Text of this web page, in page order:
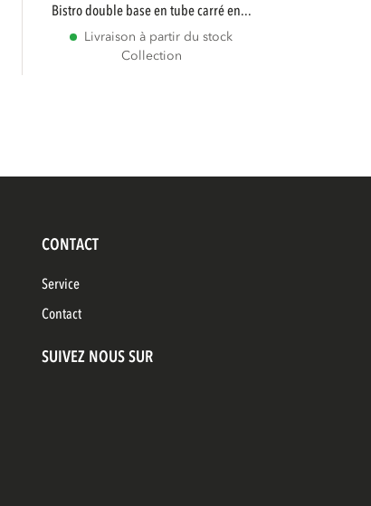
bistro double base en tube carré en...
Livraison à partir du stock
Collection
CONTACT
Service
Contact
SUIVEZ NOUS SUR